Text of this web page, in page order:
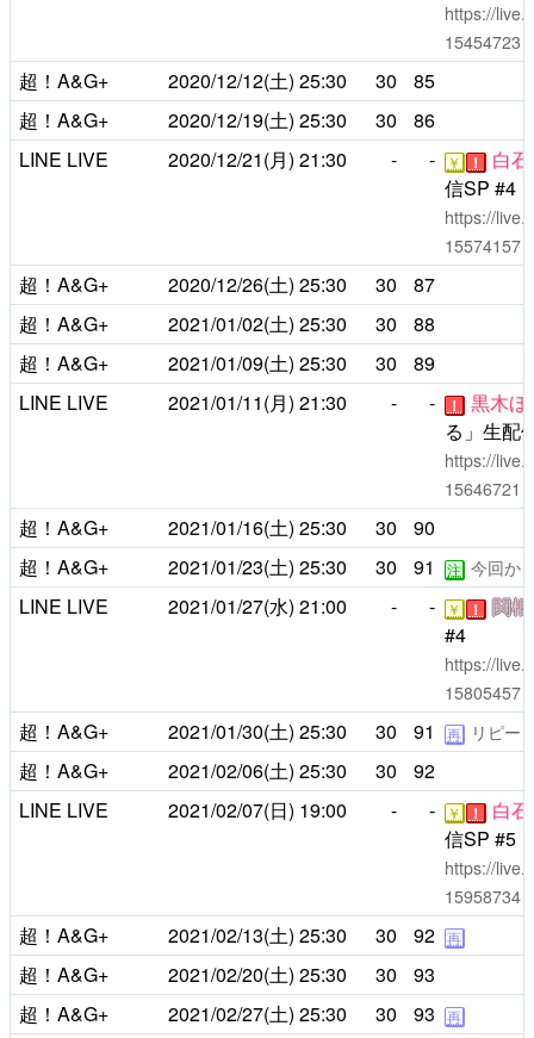
https://
15454723
超！A&G+ 2020/12/12(土) 25:30 30
85
超！A&G+
2020/12/19(土) 25:30 30
86
LINE LIVE
2020/12/21(月) 21:30 - - ￥ ！
白
信SP #4
https://
15574157
超！A&G+ 2020/12/26(土) 25:30 30
87
超！A&G+
2021/01/02(土) 25:30 30
88
超！A&G+
2021/01/09(土) 25:30 30
89
LINE LIVE
2021/01/11(月) 21:30 - - ！
黒木ほ
る」生配
https://
15646721
超！A&G+ 2021/01/16(土) 25:30 30
90
超！A&G+
2021/01/23(土) 25:30 30 91 注 今回か
LINE LIVE 2021/01/27(水) 21:00 - - ￥ ！
関
#4
https://
15805457
超！A&G+ 2021/01/30(土) 25:30 30 91 再 リピー
超！A&G+ 2021/02/06(土) 25:30 30
92
LINE LIVE
2021/02/07(日) 19:00 - - ￥ ！
白
信SP #5
https://
15958734
超！A&G+ 2021/02/13(土) 25:30 30 92 再
超！A&G+ 2021/02/20(土) 25:30 30
93
超！A&G+
2021/02/27(土) 25:30 30 93 再